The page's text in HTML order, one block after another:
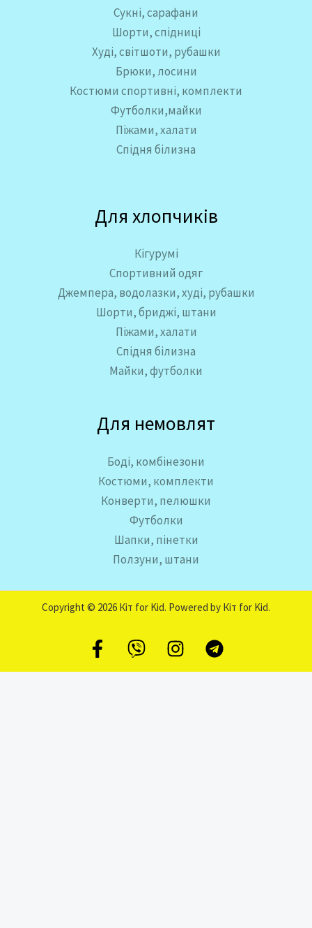
Сукні, сарафани
Шорти, спідниці
Худі, світшоти, рубашки
Брюки, лосини
Костюми спортивні, комплекти
Футболки,майки
Піжами, халати
Спідня білизна
Для хлопчиків
Кігурумі
Спортивний одяг
Джемпера, водолазки, худі, рубашки
Шорти, бриджі, штани
Піжами, халати
Спідня білизна
Майки, футболки
Для немовлят
Боді, комбінезони
Костюми, комплекти
Конверти, пелюшки
Футболки
Шапки, пінетки
Ползуни, штани
Copyright © 2026 Кіт for Kid. Powered by Кіт for Kid.